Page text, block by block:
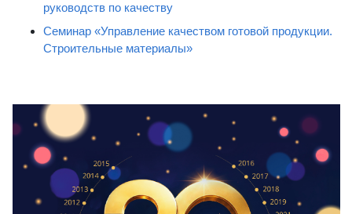
руководств по качеству
Семинар «Управление качеством готовой продукции.
Строительные материалы»